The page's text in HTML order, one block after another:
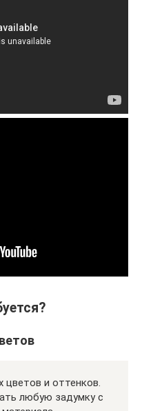
цветов и оттенков.
любую задумку с